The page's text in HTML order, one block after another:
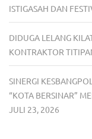
ISTIGASAH DAN
DIDUGA LELANG
KONTRAKTOR
SINERGI
“KOTA BERSINAR”
JULI 23, 2026